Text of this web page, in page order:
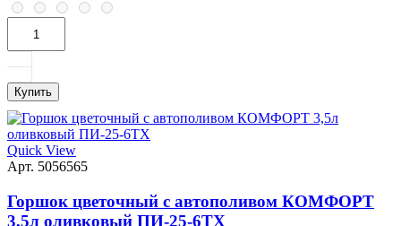
Купить
Quick View
Арт. 5056565
Горшок цветочный с автополивом КОМФОРТ
3,5л оливковый ПИ-25-6ТХ